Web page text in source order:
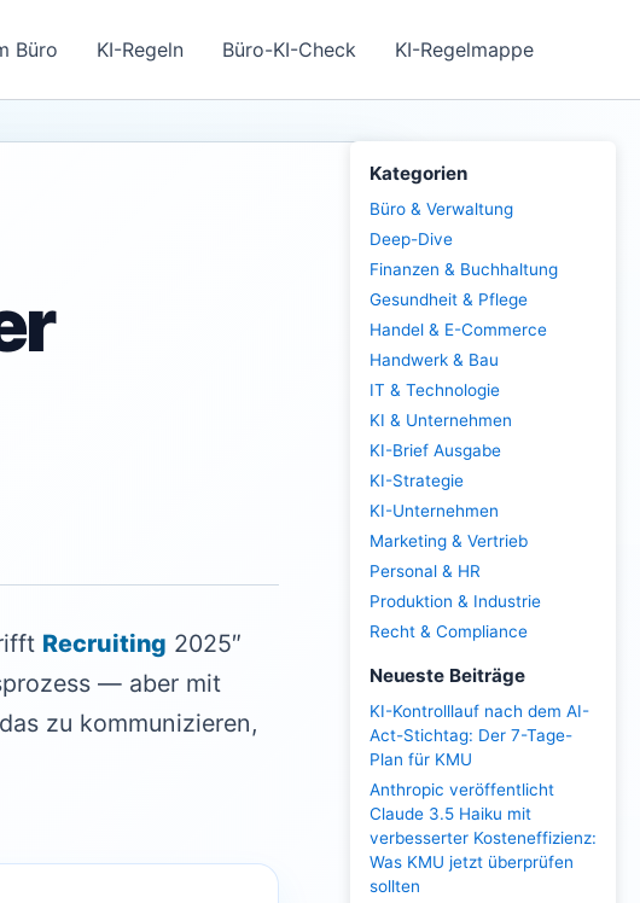
Büro KI-Regeln Büro-KI-Check KI-Regelmappe
Recruiting 2025″
— aber mit
zu kommunizieren,
Kategorien
Büro & Verwaltung
Deep-Dive
Finanzen & Buchhaltung
Gesundheit & Pflege
Handel & E-Commerce
Handwerk & Bau
IT & Technologie
KI & Unternehmen
KI-Brief Ausgabe
KI-Strategie
KI-Unternehmen
Marketing & Vertrieb
Personal & HR
Produktion & Industrie
Recht & Compliance
Neueste Beiträge
KI-Kontrolllauf nach dem AI-
Act-Stichtag: Der 7-Tage-
Plan für KMU
Anthropic veröffentlicht
Claude 3.5 Haiku mit
verbesserter Kosteneffizienz:
Was KMU jetzt überprüfen
sollten